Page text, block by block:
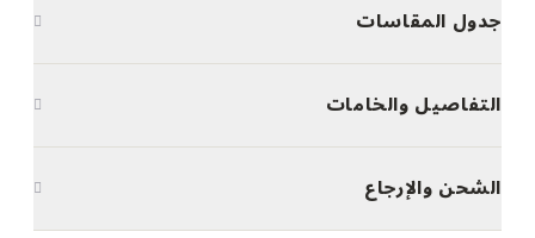
جدول المقاسات
التفاصيل والخامات
الشحن والإرجاع